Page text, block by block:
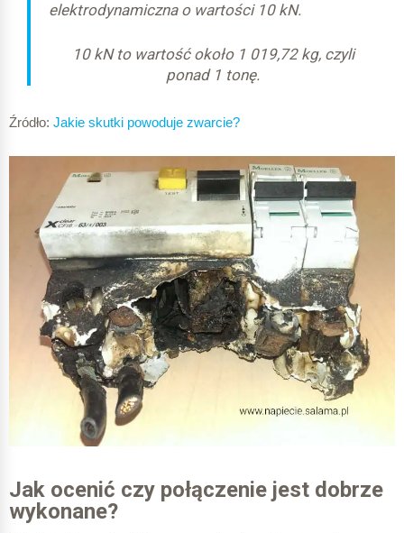
elektrodynamiczna o wartości 10 kN.
10 kN to wartość około 1 019,72 kg, czyli
ponad 1 tonę.
Źródło: Jakie skutki powoduje zwarcie?
Jak ocenić czy połączenie jest dobrze
wykonane?